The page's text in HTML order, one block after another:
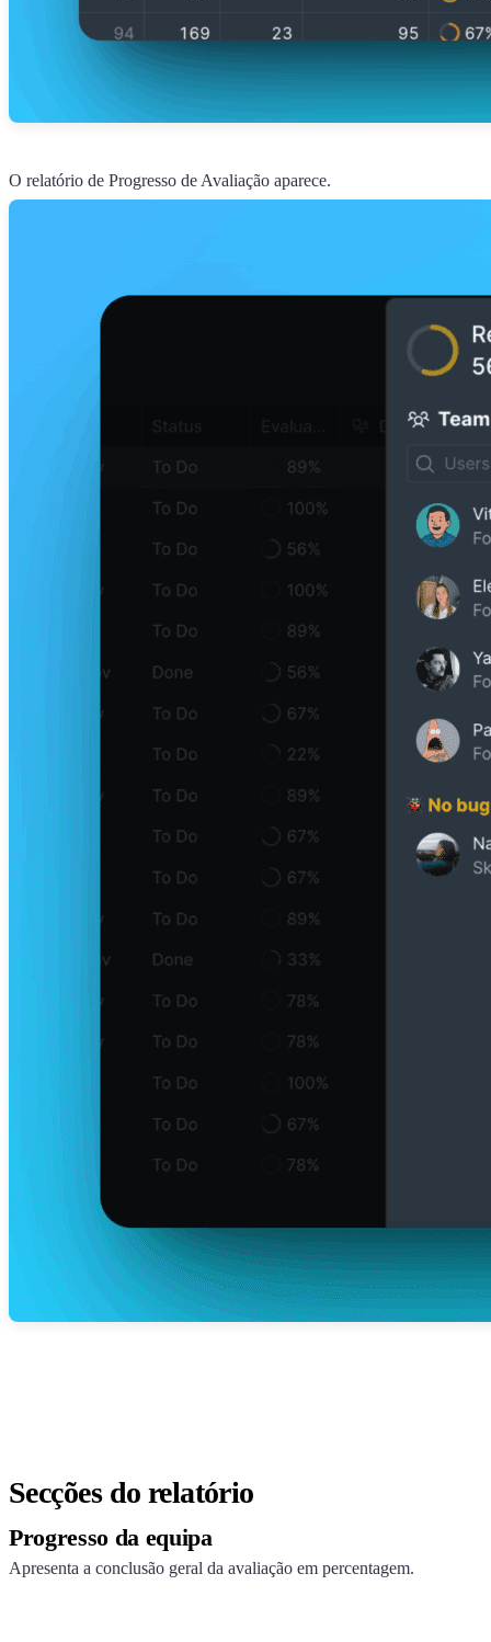
O relatório de Progresso de Avaliação aparece.
Secções do relatório
Progresso da equipa
Apresenta a conclusão geral da avaliação em percentagem.